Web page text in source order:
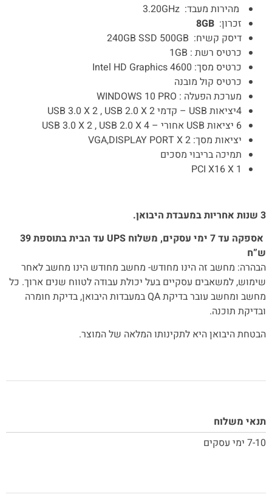
מהירות מעבד: GHz
3.20
זכרון: GB
8
דיסק קשיח: 240GB SSD 500GB
כרטיס רשת : 1GB
כרטיס מסך: Intel HD Graphics 4600
כרטיס קול מובנה
מערכת הפעלה : WINDOWS 10 PRO
4יציאות
USB – קדמיUSB 3.0 X 2 , USB 2.0 X 2
6 יציאות USB אחורי – USB 3.0 X 2 , USB 2.0 X 4
יציאות מסך: DISPLAY PORT X 2
,
VGA
תמיכה בריבוי מסכים
PCI X16 X 1
3 שנות אחריות במעבדת היבואן.
אספקה עד 7 ימי עסקים, משלוח UPS עד הבית בתוספת 39
ש”ח
הבהרה: מחשב זה הינו מחודש- מחשב מחודש הינו מחשב לאחר
שימוש, למשאבים עסקיים בעל יכולת עבודה לטווח שנים ארוך. כל
מחשב ומחשב עובר בדיקת QA במעבדות היבואן, בדיקת חומרה
ובדיקת תוכנה.
הבטחת היבואן היא לתקינותו המלאה של המוצר.
תנאי משלוח
7-10 ימי עסקים